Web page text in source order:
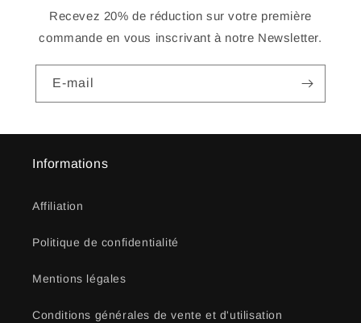
Recevez 20% de réduction sur votre première
commande en vous inscrivant à notre Newsletter.
E-mail
Informations
Affiliation
Politique de confidentialité
Mentions légales
Conditions générales de vente et d'utilisation